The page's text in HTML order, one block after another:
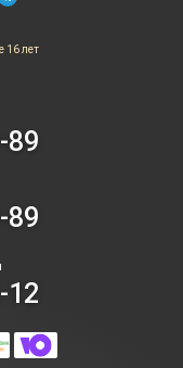
16 лет
89
89
12